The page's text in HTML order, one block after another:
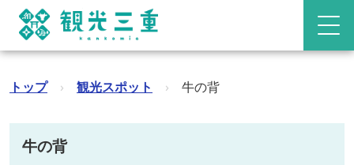
トップ › 観光スポット › 牛の背
牛の背